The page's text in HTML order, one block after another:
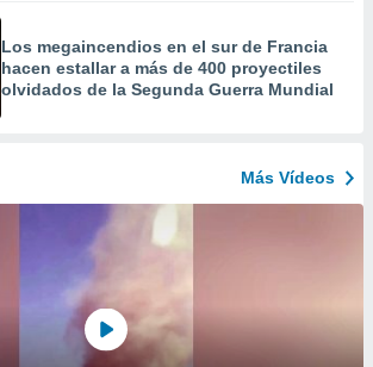
Los megaincendios en el sur de Francia
hacen estallar a más de 400 proyectiles
olvidados de la Segunda Guerra Mundial
Más Vídeos